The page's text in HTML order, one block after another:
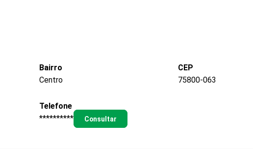
Bairro
Centro
CEP
75800-063
Telefone
**********
Consultar